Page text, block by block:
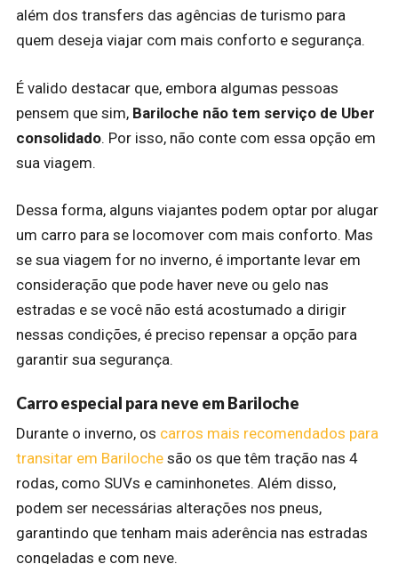
além dos transfers das agências de turismo para
quem deseja viajar com mais conforto e segurança.
É valido destacar que, embora algumas pessoas
pensem que sim, Bariloche não tem serviço de Uber
consolidado. Por isso, não conte com essa opção em
sua viagem.
Dessa forma, alguns viajantes podem optar por alugar
um carro para se locomover com mais conforto. Mas
se sua viagem for no inverno, é importante levar em
consideração que pode haver neve ou gelo nas
estradas e se você não está acostumado a dirigir
nessas condições, é preciso repensar a opção para
garantir sua segurança.
Carro especial para neve em Bariloche
Durante o inverno, os carros mais recomendados para
transitar em Bariloche são os que têm tração nas 4
rodas, como SUVs e caminhonetes. Além disso,
podem ser necessárias alterações nos pneus,
garantindo que tenham mais aderência nas estradas
congeladas e com neve.